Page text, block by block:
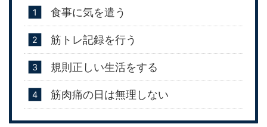
食事に気を遣う
筋トレ記録を行う
規則正しい生活をする
筋肉痛の日は無理しない